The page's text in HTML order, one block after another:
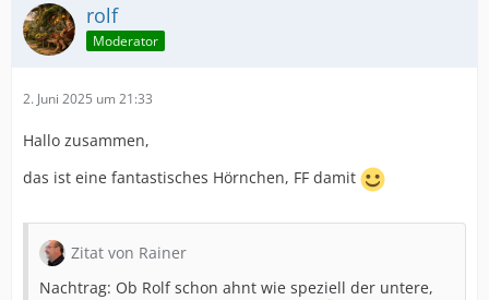
rolf
Moderator
2. Juni 2025 um 21:33
Hallo zusammen,
das ist eine fantastisches Hörnchen, FF damit
Zitat von Rainer
Nachtrag: Ob Rolf schon ahnt wie speziell der untere,